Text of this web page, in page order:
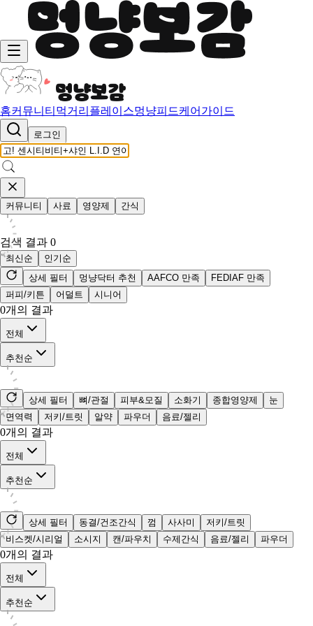
홈커뮤니티 먹거리 플레이스멍냥피드케어가이드
로그인
커뮤니티 사료 영양제 간식
검색 결과 0
최신순
인기순
상세 필터
멍냥닥터 추천 AAFCO 만족
FEDIAF 만족
퍼피/키튼
어덜트 시니어
0개의 결과
전체
추천순
상세 필터 뼈/관절 피부&모질 소화기 종합영양제
눈
면역력
저키/트릿 알약 파우더 음료/젤리
0개의 결과
전체
추천순
상세 필터 동결/건조간식 껌 사사미
저키/트릿
비스켓/시리얼
소시지 캔/파우치 수제간식 음료/젤리 파우더
0개의 결과
전체
추천순